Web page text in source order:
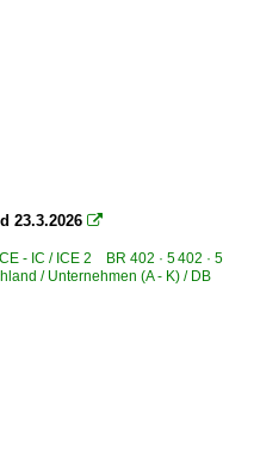
·KSO·
23.3.2026 
- IC / ICE 2 BR 402 · 5 402 · 5
/ Unternehmen (A - K) / DB